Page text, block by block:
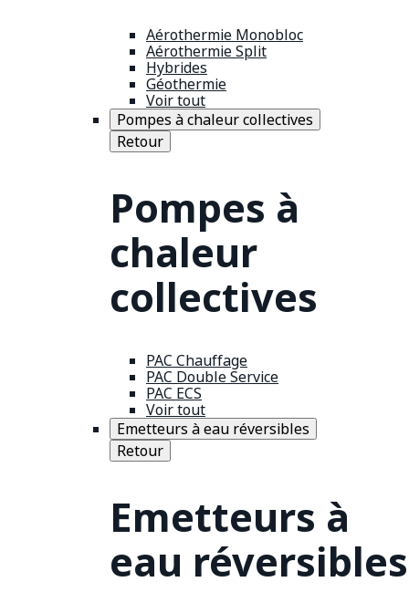
Aérothermie Monobloc
Aérothermie Split
Hybrides
Géothermie
Voir tout
Pompes à chaleur collectives
Retour
Pompes à
chaleur
collectives
PAC Chauffage
PAC Double Service
PAC ECS
Voir tout
Emetteurs à eau réversibles
Retour
Emetteurs à
eau réversibles